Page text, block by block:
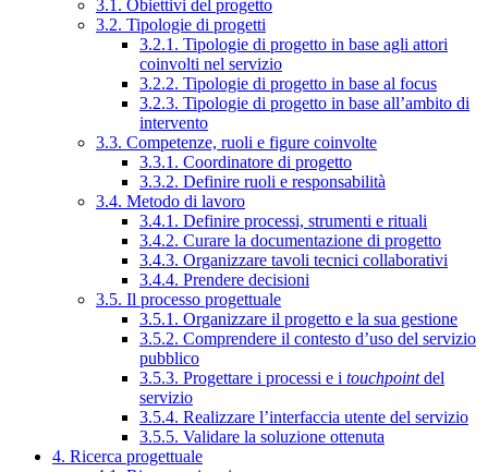
3.1. Obiettivi del progetto
3.2. Tipologie di progetti
3.2.1. Tipologie di progetto in base agli attori
coinvolti nel servizio
3.2.2. Tipologie di progetto in base al focus
3.2.3. Tipologie di progetto in base all’ambito di
intervento
3.3. Competenze, ruoli e figure coinvolte
3.3.1. Coordinatore di progetto
3.3.2. Definire ruoli e responsabilità
3.4. Metodo di lavoro
3.4.1. Definire processi, strumenti e rituali
3.4.2. Curare la documentazione di progetto
3.4.3. Organizzare tavoli tecnici collaborativi
3.4.4. Prendere decisioni
3.5. Il processo progettuale
3.5.1. Organizzare il progetto e la sua gestione
3.5.2. Comprendere il contesto d’uso del servizio
pubblico
3.5.3. Progettare i processi e i touchpointdel
servizio
3.5.4. Realizzare l’interfaccia utente del servizio
3.5.5. Validare la soluzione ottenuta
4. Ricerca progettuale